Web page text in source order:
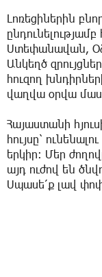
Լոռեցիներին
Ստեփանավան,
Անկեղծ
հուզող
վաղվա օրվա
Հայաստանի
հույսը՝
երկիր։ Մեր
այդ ուժով են
Սպասե՛ք լավ